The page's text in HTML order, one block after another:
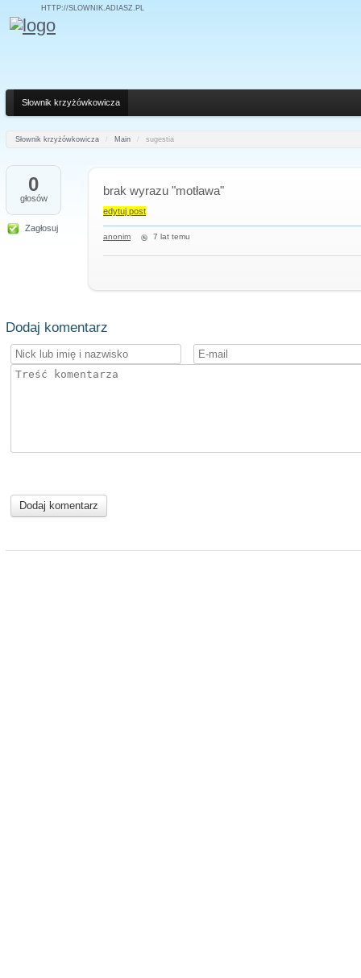
HTTP://SLOWNIK.ADIASZ.PL
Słownik krzyżówkowicza
Słownik krzyżówkowicza / Main / sugestia
0
głosów
Zagłosuj
brak wyrazu "motława"
edytuj post
anonim 7 lat temu
Dodaj komentarz